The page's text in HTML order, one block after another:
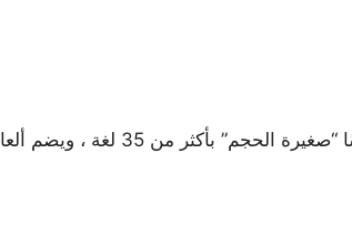
أخرى. يقدم التطبيق دروسًا “صغيرة